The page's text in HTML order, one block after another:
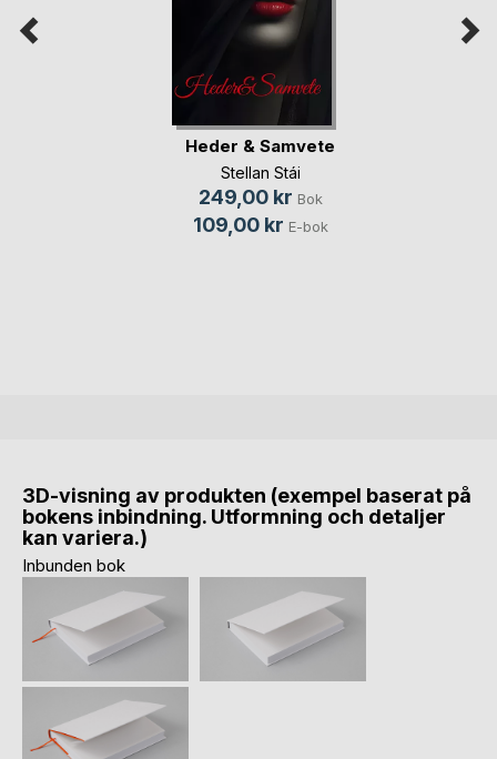
Heder & Samvete
Stellan Stái
249,00 kr Bok
109,00 kr E-bok
3D-visning av produkten (exempel baserat på
bokens inbindning. Utformning och detaljer
kan variera.)
Inbunden bok